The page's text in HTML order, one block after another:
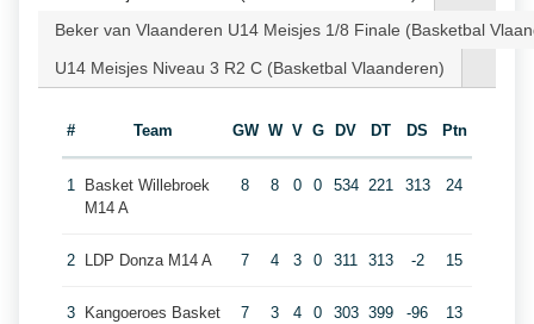
Beker van Vlaanderen U14 Meisjes 1/8 Finale (Basketbal
U14 Meisjes Niveau 3 R2 C (Basketbal Vlaanderen)
# Team GW W V G DV DT DS Ptn
1
Basket Willebroek
M14 A
8 8 0 0 534 221 313 24
2 LDP Donza M14 A 7 4 3 0 311 313 -2 15
3 Kangoeroes Basket 7 3 4 0 303 399 -96 13